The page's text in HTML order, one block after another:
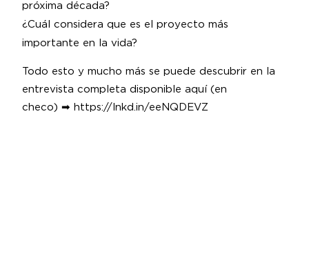
próxima década?
¿Cuál considera que es el proyecto más
importante en la vida?
Todo esto y mucho más se puede descubrir en la
entrevista completa disponible aquí (en
checo) ➡ https://lnkd.in/eeNQDEVZ